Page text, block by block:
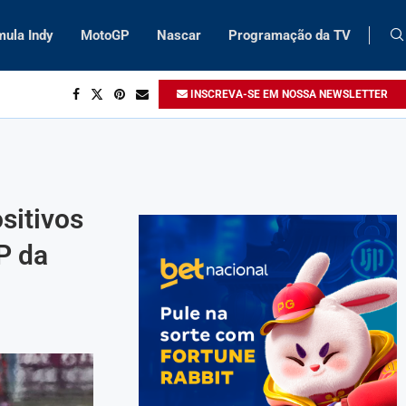
Indy MotoGP Nascar Programação da TV
INSCREVA-SE EM NOSSA NEWSLETTER
da